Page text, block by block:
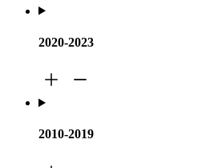
2020-2023
2010-2019